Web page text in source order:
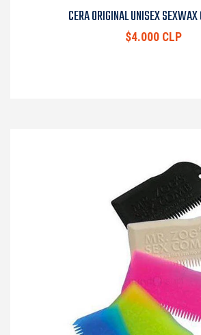
CERA ORIGINAL UNISEX
$4.000 CLP